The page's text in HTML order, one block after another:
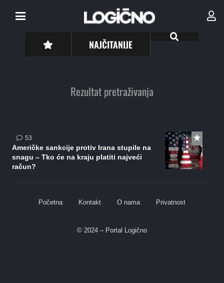
NAJČITANIJE
Rezultat pretraživanja
53komentara
Američke sankcije protiv Irana stupile na
snagu – Tko će na kraju platiti najveći
račun?
Početna Kontakt O nama Privatnost
© 2024 – Portal Logično